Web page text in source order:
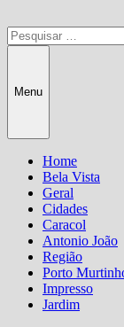
Pesquisar
por:
Menu
Home
Bela Vista
Geral
Cidades
Caracol
Antonio João
Região
Porto
Impresso
Jardim